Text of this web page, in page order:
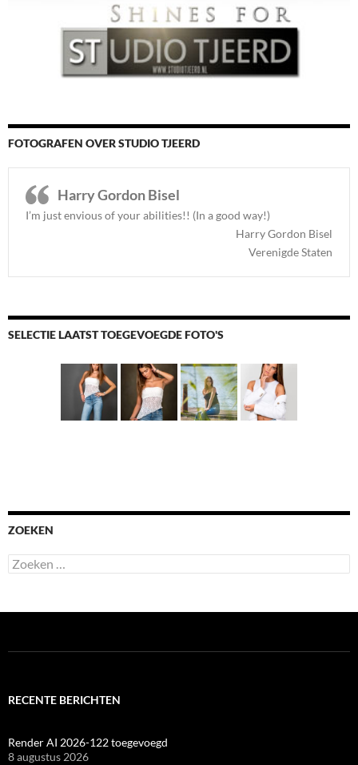
FOTOGRAFEN OVER STUDIO TJEERD
Harry Gordon Bisel
I’m just envious of your abilities!! (In a good way!)
Harry Gordon Bisel
Verenigde Staten
SELECTIE LAATST TOEGEVOEGDE FOTO'S
ZOEKEN
Zoeken
naar:
RECENTE BERICHTEN
Render AI 2026-122 toegevoegd
8 augustus 2026